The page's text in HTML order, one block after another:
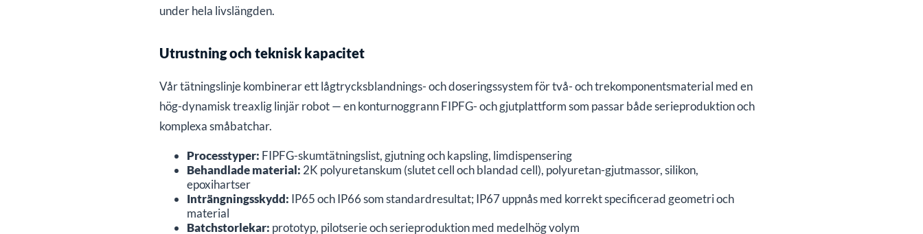
under hela livslängden.
Utrustning och teknisk kapacitet
Vår tätningslinje kombinerar ett lågtrycksblandnings- och doseringssystem för två- och trekomponentsmaterial med en
hög-dynamisk treaxlig linjär robot — en konturnoggrann FIPFG- och gjutplattform som passar både serieproduktion och
komplexa småbatchar.
Processtyper: FIPFG-skumtätningslist, gjutning och kapsling, limdispensering
Behandlade material: 2K polyuretanskum (slutet cell och blandad cell), polyuretan-gjutmassor, silikon,
epoxihartser
Inträngningsskydd: IP65 och IP66 som standardresultat; IP67 uppnås med korrekt specificerad geometri och
material
Batchstorlekar: prototyp, pilotserie och serieproduktion med medelhög volym